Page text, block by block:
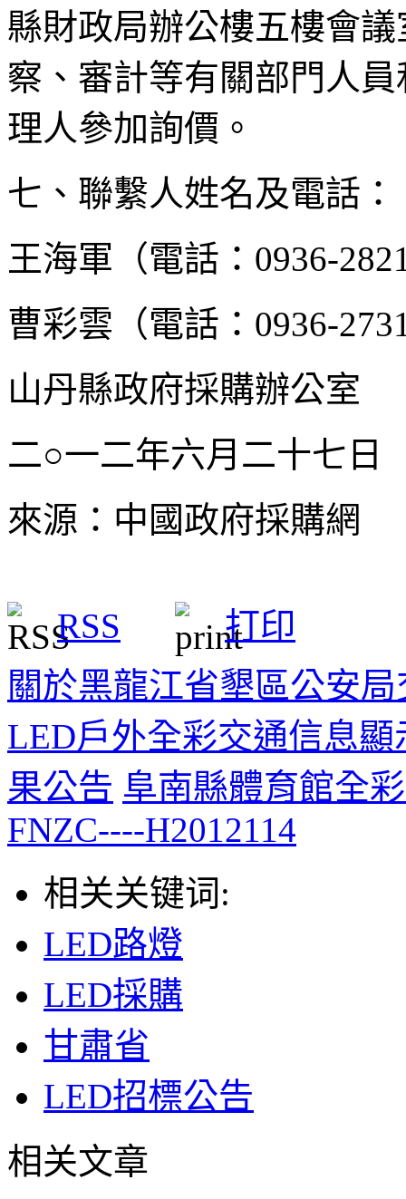
縣財政局辦公樓五樓會
察、審計等有關部門人
理人參加詢價。
七、聯繫人姓名及電話：
王海軍（電話：0936-
曹彩雲（電話：0936-
山丹縣政府採購辦公室
二○一二年六月二十七日
來源：中國政府採購網
RSS
打印
關於黑龍江省墾區公安
LED戶外全彩交通信息
果公告 阜南縣體育館全
FNZC----H2012114
相关关键词:
LED路燈
LED採購
甘肅省
LED招標公告
相关文章